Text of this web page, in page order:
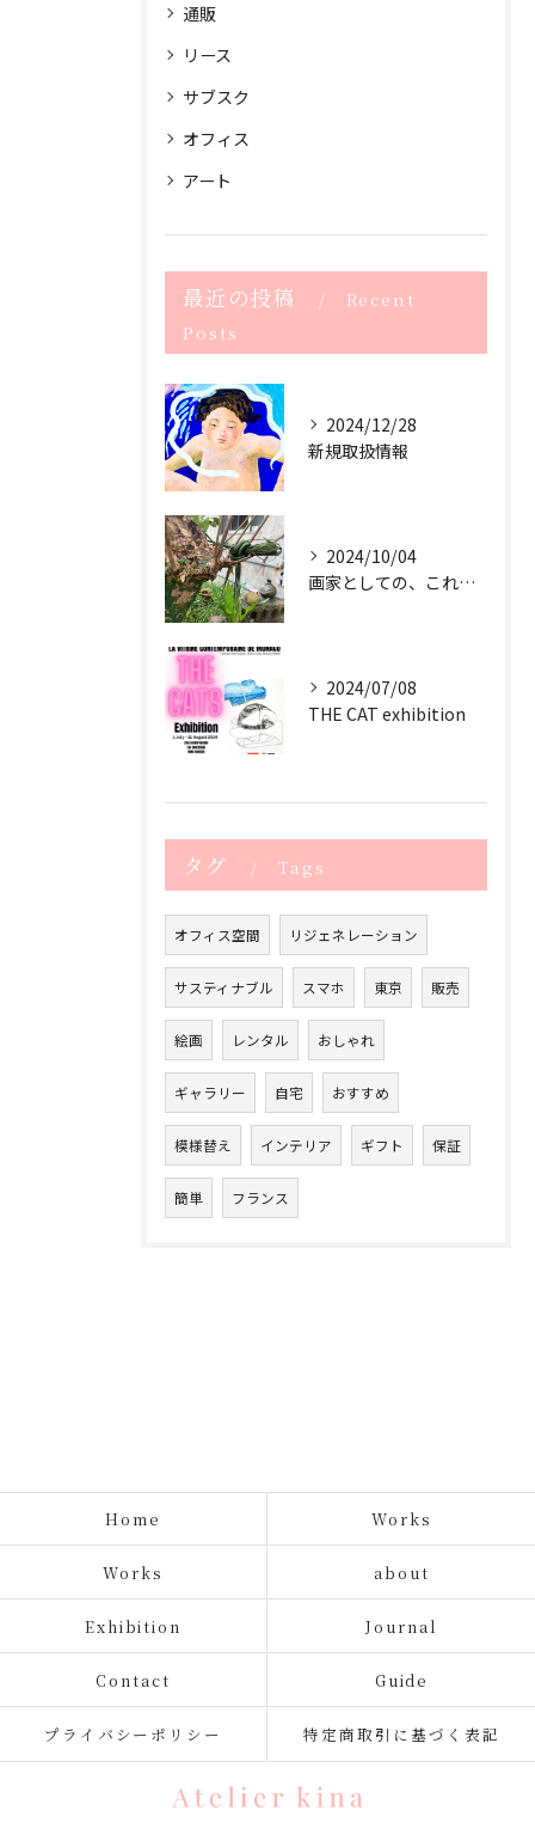
通販
リース
サブスク
オフィス
アート
最近の投稿
Recent
Posts
2024/12/28
新規取扱情報
2024/10/04
画家としての、これからのサスティナブル
2024/07/08
THE CAT exhibition
タグ Tags
オフィス空間 リジェネレーション
サスティナブル スマホ 東京 販売
絵画 レンタル おしゃれ
ギャラリー 自宅 おすすめ
模様替え インテリア ギフト 保証
簡単 フランス
Home Works
Works about
Exhibition Journal
Contact Guide
プライバシーポリシー 特定商取引に基づく表記